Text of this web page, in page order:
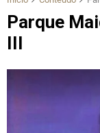
Parque
III